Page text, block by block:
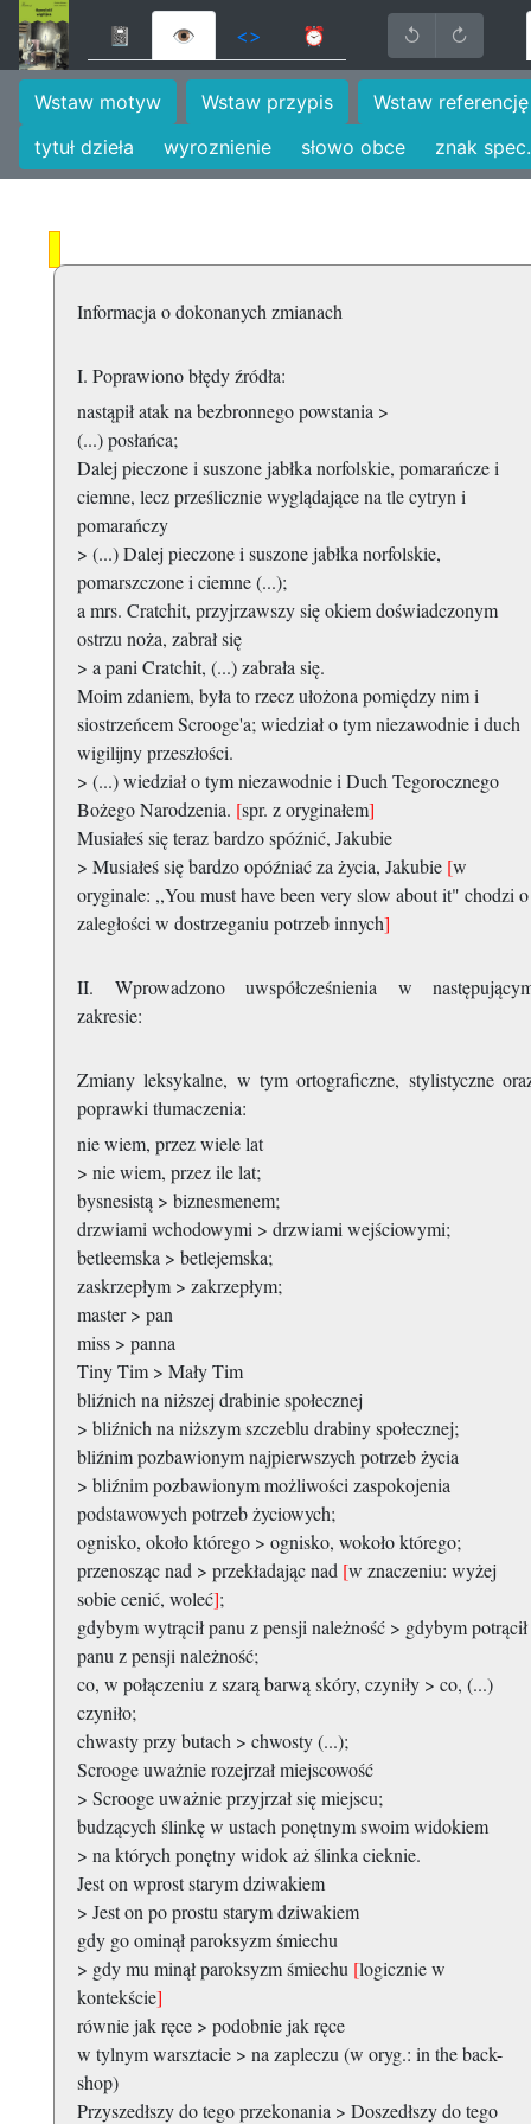
📓 👁 <> ⏰ ↺ ↻
Wstaw motyw Wstaw przypis
Wstaw referencję
tytuł dzieła
wyroznienie słowo obce znak spec.
Informacja o dokonanych zmianach
I. Poprawiono błędy źródła:
nastąpił atak na bezbronnego powstania >
(...) posłańca;
Dalej pieczone i suszone jabłka norfolskie, pomarańcze i
ciemne, lecz prześlicznie wyglądające na tle cytryn i
pomarańczy
> (...) Dalej pieczone i suszone jabłka norfolskie,
pomarszczone i ciemne (...);
a mrs. Cratchit, przyjrzawszy się okiem doświadczonym
ostrzu noża, zabrał się
> a pani Cratchit, (...) zabrała się.
Moim zdaniem, była to rzecz ułożona pomiędzy nim i
siostrzeńcem Scrooge'a; wiedział o tym niezawodnie i duch
wigilijny przeszłości.
> (...) wiedział o tym niezawodnie i Duch Tegorocznego
Bożego Narodzenia. [spr. z oryginałem]
Musiałeś się teraz bardzo spóźnić, Jakubie
> Musiałeś się bardzo opóźniać za życia, Jakubie [w
oryginale: ,,You must have been very slow about it" chodzi o
zaległości w dostrzeganiu potrzeb innych]
II. Wprowadzono uwspółcześnienia w
zakresie:
Zmiany leksykalne, w tym ortograficzne, stylistyczne
poprawki tłumaczenia:
nie wiem, przez wiele lat
> nie wiem, przez ile lat;
bysnesistą > biznesmenem;
drzwiami wchodowymi > drzwiami wejściowymi;
betleemska > betlejemska;
zaskrzepłym > zakrzepłym;
master > pan
miss > panna
Tiny Tim > Mały Tim
bliźnich na niższej drabinie społecznej
> bliźnich na niższym szczeblu drabiny społecznej;
bliźnim pozbawionym najpierwszych potrzeb życia
> bliźnim pozbawionym możliwości zaspokojenia
podstawowych potrzeb życiowych;
ognisko, około którego > ognisko, wokoło którego;
przenosząc nad > przekładając nad [w znaczeniu: wyżej
sobie cenić, woleć];
gdybym wytrącił panu z pensji należność > gdybym potrącił
panu z pensji należność;
co, w połączeniu z szarą barwą skóry, czyniły > co, (...)
czyniło;
chwasty przy butach > chwosty (...);
Scrooge uważnie rozejrzał miejscowość
> Scrooge uważnie przyjrzał się miejscu;
budzących ślinkę w ustach ponętnym swoim widokiem
> na których ponętny widok aż ślinka cieknie.
Jest on wprost starym dziwakiem
> Jest on po prostu starym dziwakiem
gdy go ominął paroksyzm śmiechu
> gdy mu minął paroksyzm śmiechu [logicznie w
kontekście]
równie jak ręce > podobnie jak ręce
w tylnym warsztacie > na zapleczu (w oryg.: in the back-
shop)
Przyszedłszy do tego przekonania > Doszedłszy do tego